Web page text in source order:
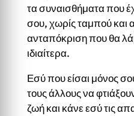
τα συναισθήματα που
σου, χωρίς ταμπού και
ανταπόκριση που θα
ιδιαίτερα.
Εσύ που είσαι μόνος
τους άλλους να
ζωή και κάνε εσύ τις